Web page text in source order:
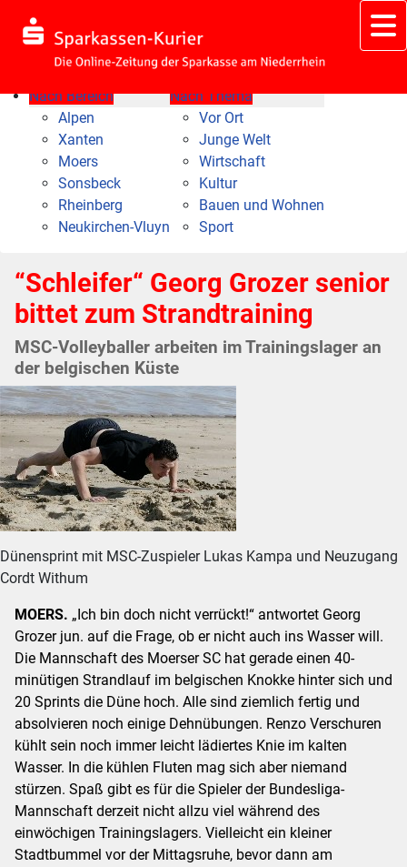
Nach Bereich
Alpen
Xanten
Moers
Sonsbeck
Rheinberg
Neukirchen-Vluyn
Nach Thema
Vor Ort
Junge Welt
Wirtschaft
Kultur
Bauen und Wohnen
Sport
“Schleifer“ Georg Grozer senior
bittet zum Strandtraining
MSC-Volleyballer arbeiten im Trainingslager an
der belgischen Küste
Dünensprint mit MSC-Zuspieler Lukas Kampa und Neuzugang
Cordt Withum
MOERS. „Ich bin doch nicht verrückt!“ antwortet Georg
Grozer jun. auf die Frage, ob er nicht auch ins Wasser will.
Die Mannschaft des Moerser SC hat gerade einen 40-
minütigen Strandlauf im belgischen Knokke hinter sich und
20 Sprints die Düne hoch. Alle sind ziemlich fertig und
absolvieren noch einige Dehnübungen. Renzo Verschuren
kühlt sein noch immer leicht lädiertes Knie im kalten
Wasser. In die kühlen Fluten mag sich aber niemand
stürzen. Spaß gibt es für die Spieler der Bundesliga-
Mannschaft derzeit nicht allzu viel während des
einwöchigen Trainingslagers. Vielleicht ein kleiner
Stadtbummel vor der Mittagsruhe, bevor dann am